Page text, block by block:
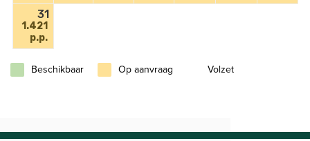
31
1.421
p.p.
Beschikbaar Op aanvraag Volzet